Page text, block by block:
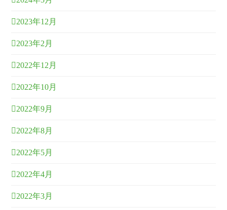
2023年12月
2023年2月
2022年12月
2022年10月
2022年9月
2022年8月
2022年5月
2022年4月
2022年3月